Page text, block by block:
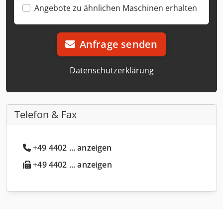
Angebote zu ähnlichen Maschinen erhalten
Anfrage senden
Datenschutzerklärung
Telefon & Fax
+49 4402 ... anzeigen
+49 4402 ... anzeigen